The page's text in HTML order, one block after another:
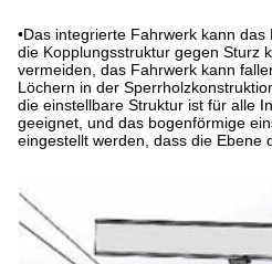
•Das integrierte Fahrwerk kann das
die Kopplungsstruktur gegen Sturz
vermeiden, das Fahrwerk kann
Löchern in der
die einstellbare Struktur ist für alle
geeignet, und das bogenförmige
eingestellt werden, dass die Ebene